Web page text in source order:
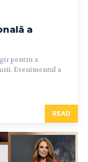
a
pentru a
Evenimentul a
READ